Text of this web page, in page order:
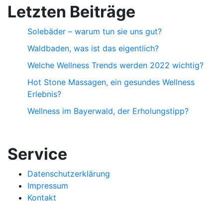
Letzten Beiträge
Solebäder – warum tun sie uns gut?
Waldbaden, was ist das eigentlich?
Welche Wellness Trends werden 2022 wichtig?
Hot Stone Massagen, ein gesundes Wellness
Erlebnis?
Wellness im Bayerwald, der Erholungstipp?
Service
Datenschutzerklärung
Impressum
Kontakt